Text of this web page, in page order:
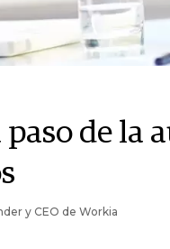
paso de la
y CEO de Workia